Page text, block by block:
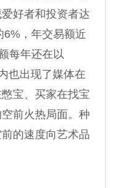
好者和投资者达
6%，年交易额近
每年还在以
也出现了媒体在
宝、买家在找宝
前火热局面。种
的速度向艺术品